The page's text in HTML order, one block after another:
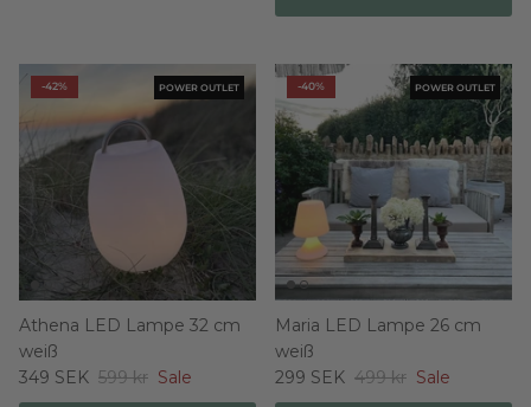
POWER OUTLET
-42%
Athena LED Lampe 32 cm
weiß
349 SEK 599 kr Sale
POWER OUTLET
-40%
Maria LED Lampe 26 cm
weiß
299 SEK 499 kr Sale